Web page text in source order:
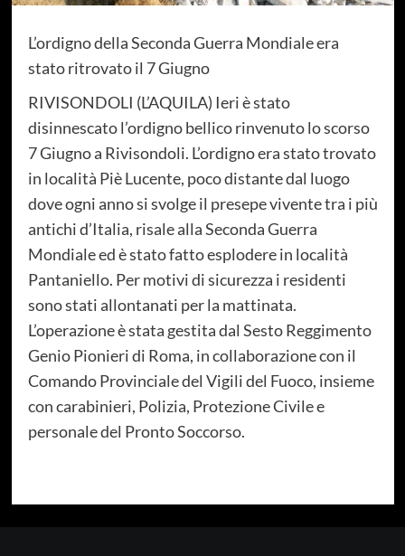
L’ordigno della Seconda Guerra Mondiale era
stato ritrovato il 7 Giugno
RIVISONDOLI (L’AQUILA) Ieri è stato
disinnescato l’ordigno bellico rinvenuto lo scorso
7 Giugno a Rivisondoli. L’ordigno era stato trovato
in località Piè Lucente, poco distante dal luogo
dove ogni anno si svolge il presepe vivente tra i più
antichi d’Italia, risale alla Seconda Guerra
Mondiale ed è stato fatto esplodere in località
Pantaniello. Per motivi di sicurezza i residenti
sono stati allontanati per la mattinata.
L’operazione è stata gestita dal Sesto Reggimento
Genio Pionieri di Roma, in collaborazione con il
Comando Provinciale del Vigili del Fuoco, insieme
con carabinieri, Polizia, Protezione Civile e
personale del Pronto Soccorso.